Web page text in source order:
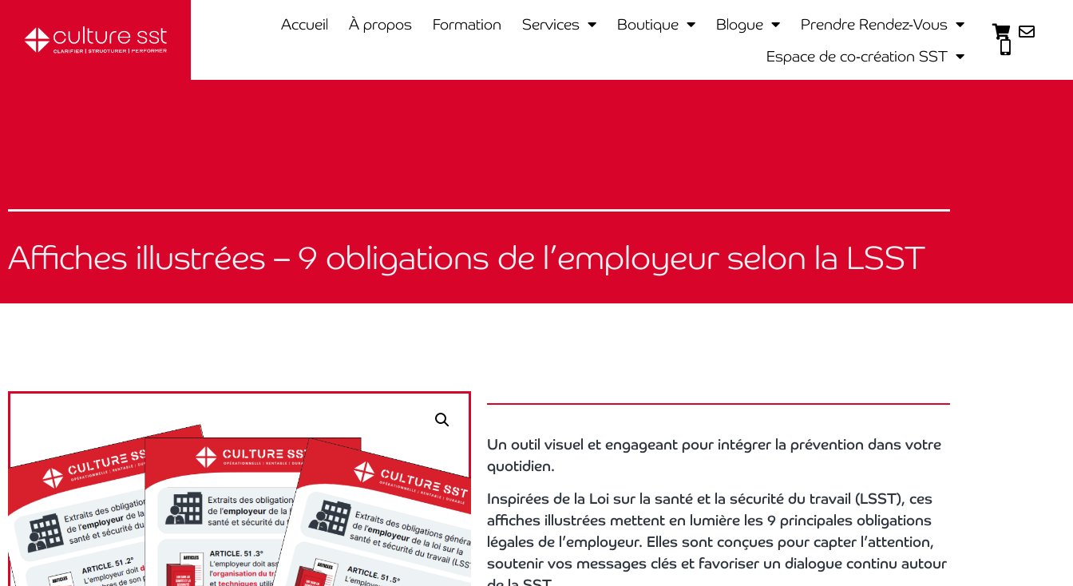
Accueil À propos Formation Services Boutique Blogue
Prendre Rendez-Vous
Espace de co-création SST
Affiches illustrées – 9 obligations de l’employeur selon la LSST
Un outil visuel et engageant pour intégrer la prévention dans votre
quotidien.
Inspirées de la Loi sur la santé et la sécurité du travail (LSST), ces
affiches illustrées mettent en lumière les 9 principales obligations
légales de l’employeur. Elles sont conçues pour capter l’attention,
soutenir vos messages clés et favoriser un dialogue continu autour